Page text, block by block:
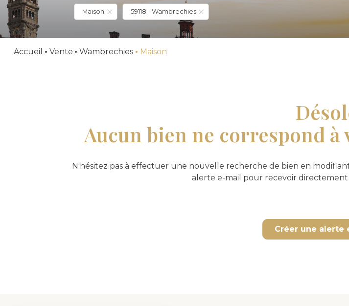
TERRAINS
Maison 59118 - Wambrechies
Accueil Vente Wambrechies Maison
Aucun bien ne correspond
N'hésitez pas à effectuer une nouvelle recherche de bien en
alerte e-mail pour recevoir directement
Créer une alerte